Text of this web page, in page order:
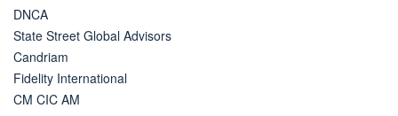
DNCA
State Street Global Advisors
Candriam
Fidelity International
CM CIC AM